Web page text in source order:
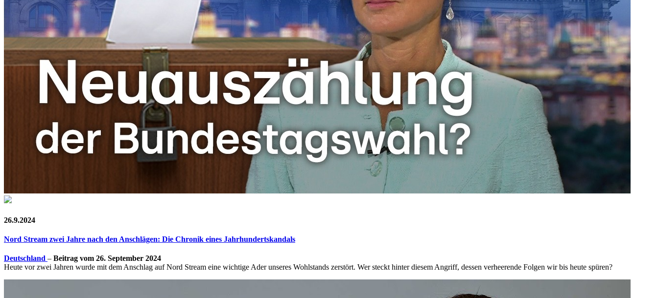
26.9.2024
Nord Stream zwei Jahre nach den Anschlägen: Die Chronik eines Jahrhundertskandals
Deutschland – Beitrag vom 26. September 2024
Heute vor zwei Jahren wurde mit dem Anschlag auf Nord Stream eine wichtige Ader unseres Wohlstands zerstört. Wer steckt hinter diesem Angriff, dessen verheerende Folgen wir bis heute spüren?